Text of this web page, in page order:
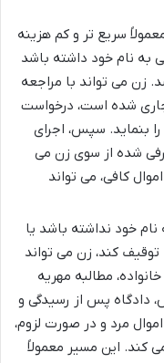
سریع تر و کم هزینه
به نام خود داشته باشد
زن می تواند با مراجعه
شده است، درخواست
بنماید. سپس، اجرای
شده از سوی زن می
کافی، می تواند
نام خود نداشته باشد یا
توقیف کند، زن می تواند
مطالبه مهریه
دادگاه پس از رسیدگی و
مرد و در صورت لزوم،
کند. این مسیر معمولاً